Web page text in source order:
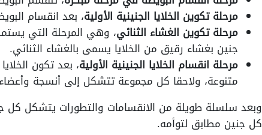
مرحلة تكوين الخلايا الجنينية الأولية، بعد انقسام
مرحلة تكوين الغشاء الثنائي، وهي المرحلة التي
جنين بغشاء رقيق من الخلايا يسمى بالغشاء الثنائي.
مرحلة انقسام الخلايا الجنينية الأولية، بعد تكون
متنوعة، ولاحقا كل مجموعة تتشكل إلى أنسجة
وبعد سلسلة طويلة من الانقسامات والتطورات يتشكل
كل جنين مطابق لتوأمه.